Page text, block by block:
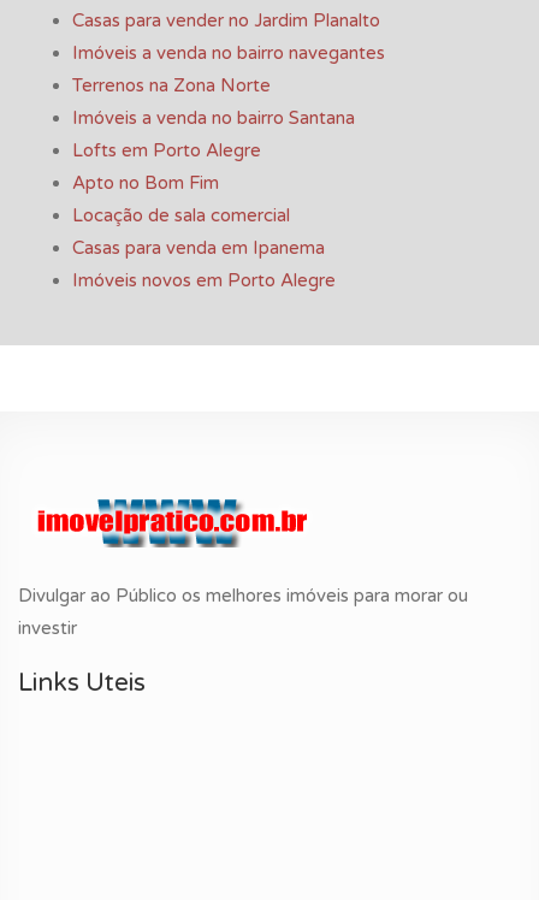
Casas para vender no Jardim Planalto
Imóveis a venda no bairro navegantes
Terrenos na Zona Norte
Imóveis a venda no bairro Santana
Lofts em Porto Alegre
Apto no Bom Fim
Locação de sala comercial
Casas para venda em Ipanema
Imóveis novos em Porto Alegre
Divulgar ao Público os melhores imóveis para morar ou
investir
Links Uteis